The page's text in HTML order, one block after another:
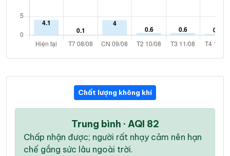
Chất lượng không khí
Trung bình · AQI 82
Chấp nhận được; người rất nhạy cảm nên hạn
chế gắng sức lâu ngoài trời.